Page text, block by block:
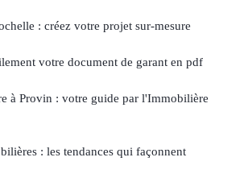
: créez votre projet sur-mesure
votre document de garant en pdf
à Provin : votre guide par l'Immobilière
: les tendances qui façonnent